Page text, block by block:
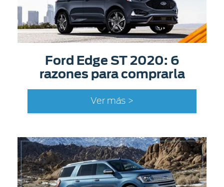
Ford Edge ST 2020: 6
razones para comprarla
Ver más >